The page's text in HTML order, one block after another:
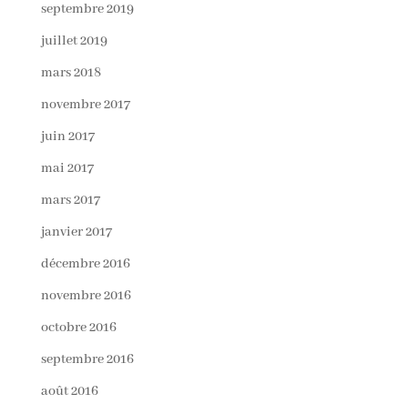
septembre 2019
juillet 2019
mars 2018
novembre 2017
juin 2017
mai 2017
mars 2017
janvier 2017
décembre 2016
novembre 2016
octobre 2016
septembre 2016
août 2016